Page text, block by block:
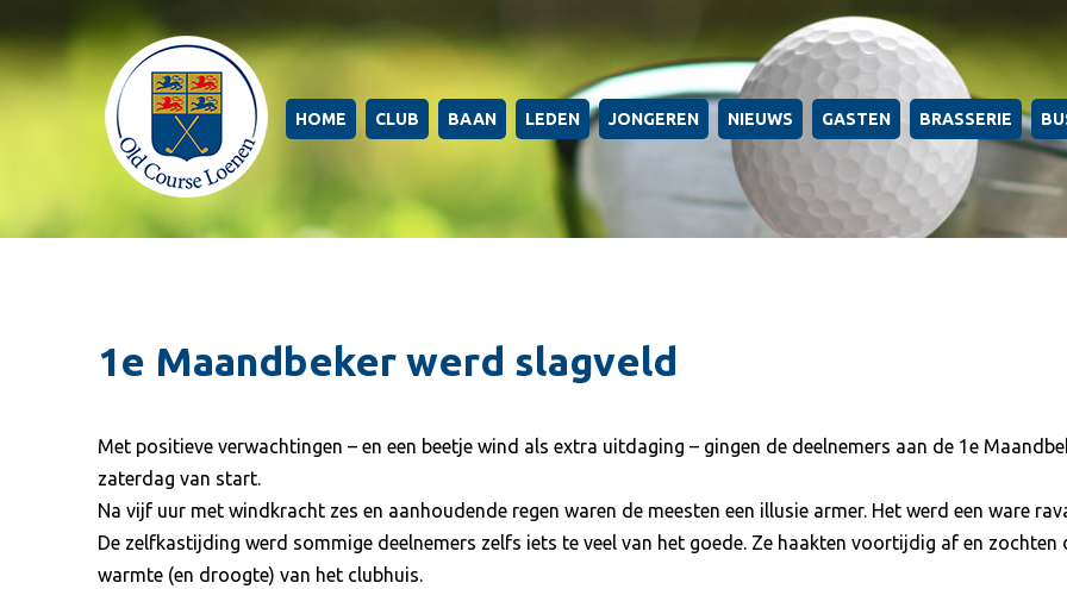
HOME CLUB BAAN LEDEN JONGEREN NIEUWS GASTEN BRASSERIE
1e Maandbeker werd slagveld
Met positieve verwachtingen – en een beetje wind als extra uitdaging – gingen de deelnemers aan de 1e
zaterdag van start.
Na vijf uur met windkracht zes en aanhoudende regen waren de meesten een illusie armer. Het werd een ware
De zelfkastijding werd sommige deelnemers zelfs iets te veel van het goede. Ze haakten voortijdig af en zochten
warmte (en droogte) van het clubhuis.